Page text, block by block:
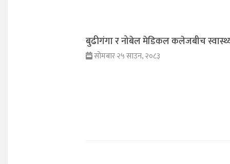
बुढीगंगा र नोबेल मेडिकल कलेजबीच
सोमबार २५ साउन, २०८३